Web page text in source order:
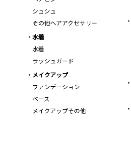
シュシュ
その他ヘアアクセサリー
水着
水着
ラッシュガード
メイクアップ
ファンデーション
ベース
メイクアップその他